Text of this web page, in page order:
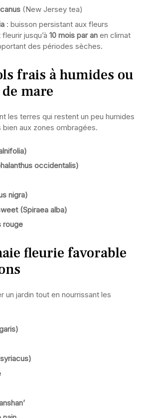
(New Jersey tea)
: buisson persistant aux fleurs
jusqu’à 10 mois par an en climat
des périodes sèches.
frais à humides ou
mare
les terres qui restent un peu humides
aux zones ombragées.
occidentalis)
nigra)
(Spiraea alba)
rouge
fleurie favorable
un jardin tout en nourrissant les